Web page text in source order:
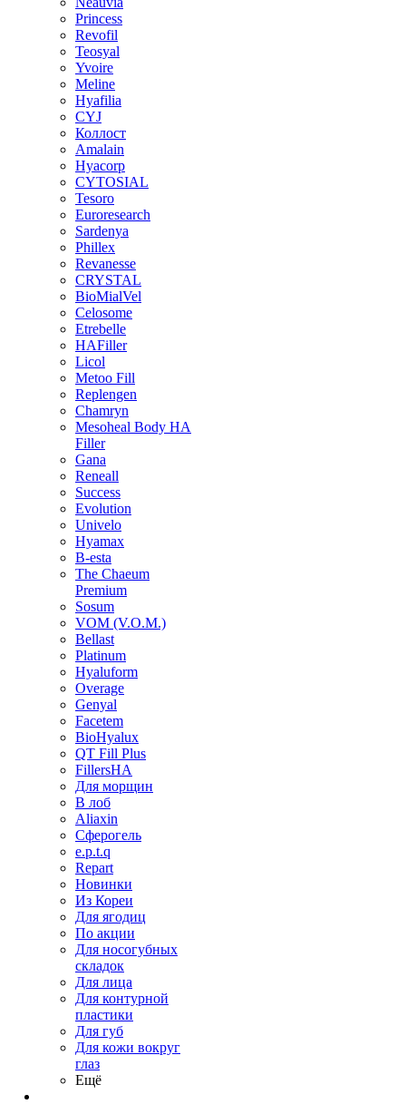
Princess
Revofil
Teosyal
Yvoire
Meline
Hyafilia
CYJ
Коллост
Amalain
Hyacorp
CYTOSIAL
Tesoro
Euroresearch
Sardenya
Phillex
Revanesse
CRYSTAL
BioMialVel
Celosome
Etrebelle
HAFiller
Licol
Metoo Fill
Replengen
Chamryn
Mesoheal Body HA
Filler
Gana
Reneall
Success
Evolution
Univelo
Hyamax
B-esta
The Chaeum
Premium
Sosum
VOM (V.O.M.)
Bellast
Platinum
Hyaluform
Overage
Genyal
Facetem
BioHyalux
QT Fill Plus
FillersHA
Для морщин
В лоб
Aliaxin
Сферогель
e.p.t.q
Repart
Новинки
Из Кореи
Для ягодиц
По акции
Для носогубных
складок
Для лица
Для контурной
пластики
Для губ
Для кожи вокруг
глаз
Ещё